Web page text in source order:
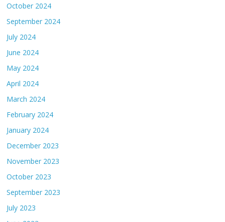
October 2024
September 2024
July 2024
June 2024
May 2024
April 2024
March 2024
February 2024
January 2024
December 2023
November 2023
October 2023
September 2023
July 2023